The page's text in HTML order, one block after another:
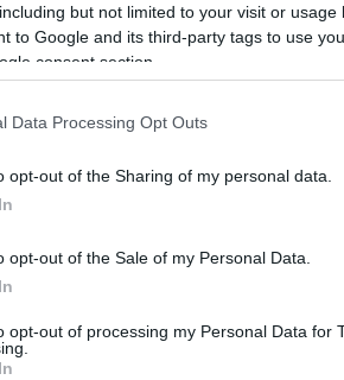
but not limited to your visit or
to Google and its third-party tags to use
consent section.
Data Processing Opt Outs
opt-out of the Sharing of my personal data.
opt-out of the Sale of my Personal Data.
opt-out of processing my Personal Data for
trovare equilibrio
cappelli: mamma,
priorità. Ma come possiamo